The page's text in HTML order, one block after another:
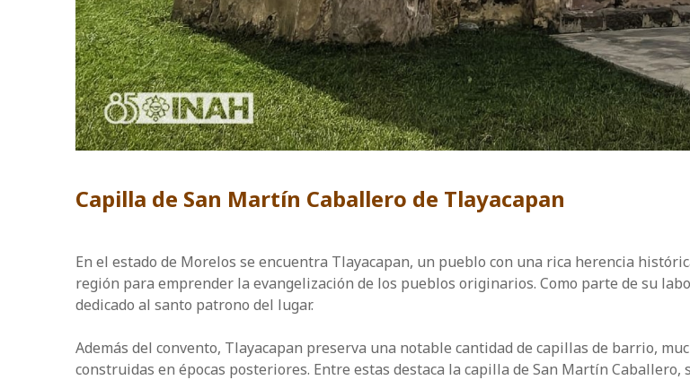
Capilla de San Martín Caballero de Tlayacapan
En el estado de Morelos se encuentra Tlayacapan, un pueblo con una rica herencia
región para emprender la evangelización de los pueblos originarios. Como parte de su
dedicado al santo patrono del lugar.
Además del convento, Tlayacapan preserva una notable cantidad de capillas de barrio,
construidas en épocas posteriores. Entre estas destaca la capilla de San Martín